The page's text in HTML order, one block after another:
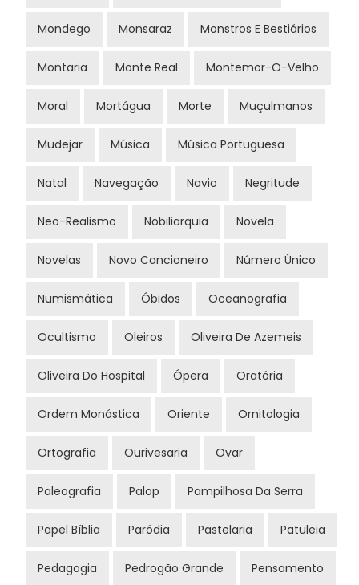
Mondego Monsaraz Monstros E Bestiários
Montaria Monte Real Montemor-O-Velho
Moral Mortágua Morte Muçulmanos
Mudejar Música Música Portuguesa
Natal Navegação Navio Negritude
Neo-Realismo Nobiliarquia Novela
Novelas Novo Cancioneiro Número Único
Numismática Óbidos Oceanografia
Ocultismo Oleiros Oliveira De Azemeis
Oliveira Do Hospital Ópera Oratória
Ordem Monástica Oriente Ornitologia
Ortografia Ourivesaria Ovar
Paleografia Palop Pampilhosa Da Serra
Papel Bíblia Paródia Pastelaria Patuleia
Pedagogia Pedrogão Grande Pensamento